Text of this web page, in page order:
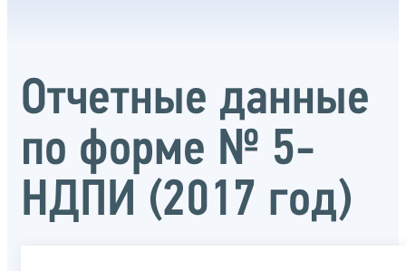
Отчетные данные
по форме № 5-
НДПИ (2017 год)